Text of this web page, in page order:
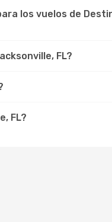
los vuelos de
FL?
FL?